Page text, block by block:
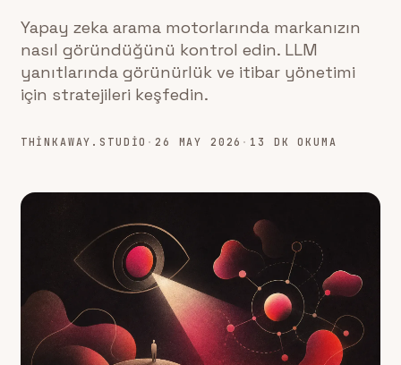
Yapay zeka arama motorlarında markanızın
nasıl göründüğünü kontrol edin. LLM
yanıtlarında görünürlük ve itibar yönetimi
için stratejileri keşfedin.
THINKAWAY.STUDIO ·26 MAY 2026 · 13 DK OKUMA